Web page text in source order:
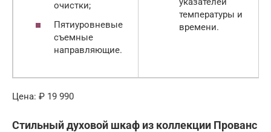
очистки;
Пятиуровневые
съемные
направляющие.
температуры и
времени.
Цена: ₽ 19 990
Стильный духовой шкаф из коллекции Прованс